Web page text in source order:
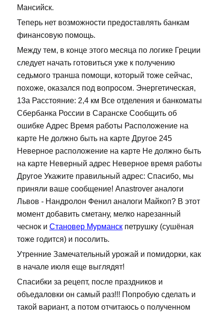
Мансийск.
Теперь нет возможности предоставлять банкам
финансовую помощь.
Между тем, в конце этого месяца по логике Греции
следует начать готовиться уже к получению
седьмого транша помощи, который тоже сейчас,
похоже, оказался под вопросом. Энергетическая,
13а Расстояние: 2,4 км Все отделения и банкоматы
Сбербанка России в Саранске Сообщить об
ошибке Адрес Время работы Расположение на
карте Не должно быть на карте Другое 245
Неверное расположение на карте Не должно быть
на карте Неверный адрес Неверное время работы
Другое Укажите правильный адрес: Спасибо, мы
приняли ваше сообщение! Anastrover аналоги
Львов - Нандролон Фенил аналоги Майкоп? В этот
момент добавить сметану, мелко нарезанный
чеснок и Становер Мурманск петрушку (сушёная
тоже годится) и посолить.
Утренние Замечательный урожай и помидорки, как
в начале июля еще выглядят!
Спасибки за рецепт, после праздников и
объедаловки он самый раз!!! Попробую сделать и
такой вариант, а потом отчитаюсь о полученном